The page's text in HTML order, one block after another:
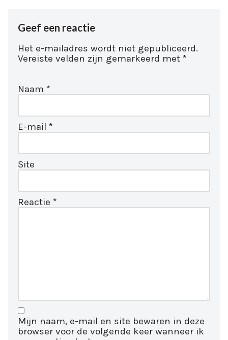
Geef een reactie
Het e-mailadres wordt niet gepubliceerd.
Vereiste velden zijn gemarkeerd met *
Naam *
E-mail *
Site
Reactie *
Mijn naam, e-mail en site bewaren in deze
browser voor de volgende keer wanneer ik